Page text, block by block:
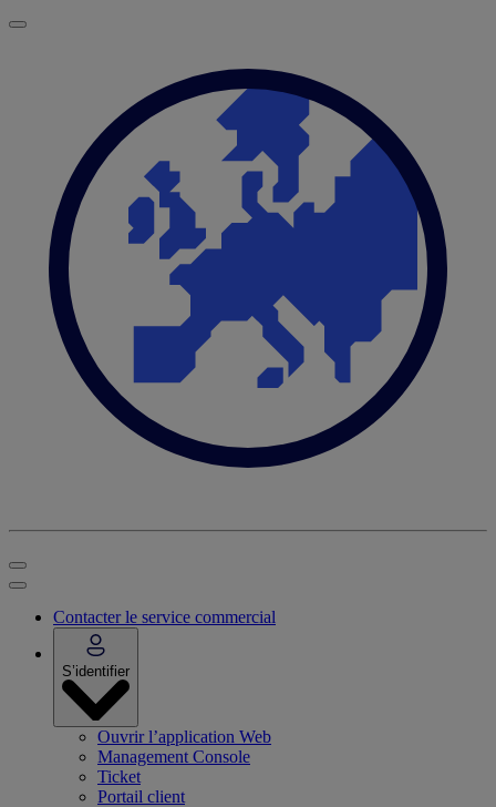
Contacter le service commercial
S’identifier
Ouvrir l’application Web
Management Console
Ticket
Portail client